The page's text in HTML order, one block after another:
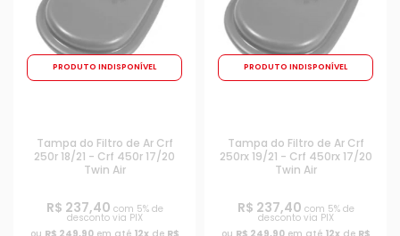
PRODUTO INDISPONÍVEL
Tampa do Filtro de Ar Crf
250r 18/21 - Crf 450r 17/20
Twin Air
R$ 237,40 com 5% de
desconto via PIX
PRODUTO INDISPONÍVEL
Tampa do Filtro de Ar Crf
250rx 19/21 - Crf 450rx 17/20
Twin Air
R$ 237,40 com 5% de
desconto via PIX